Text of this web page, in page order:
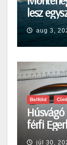
lesz
aug 3,
Belföld
férfi
júl 30,